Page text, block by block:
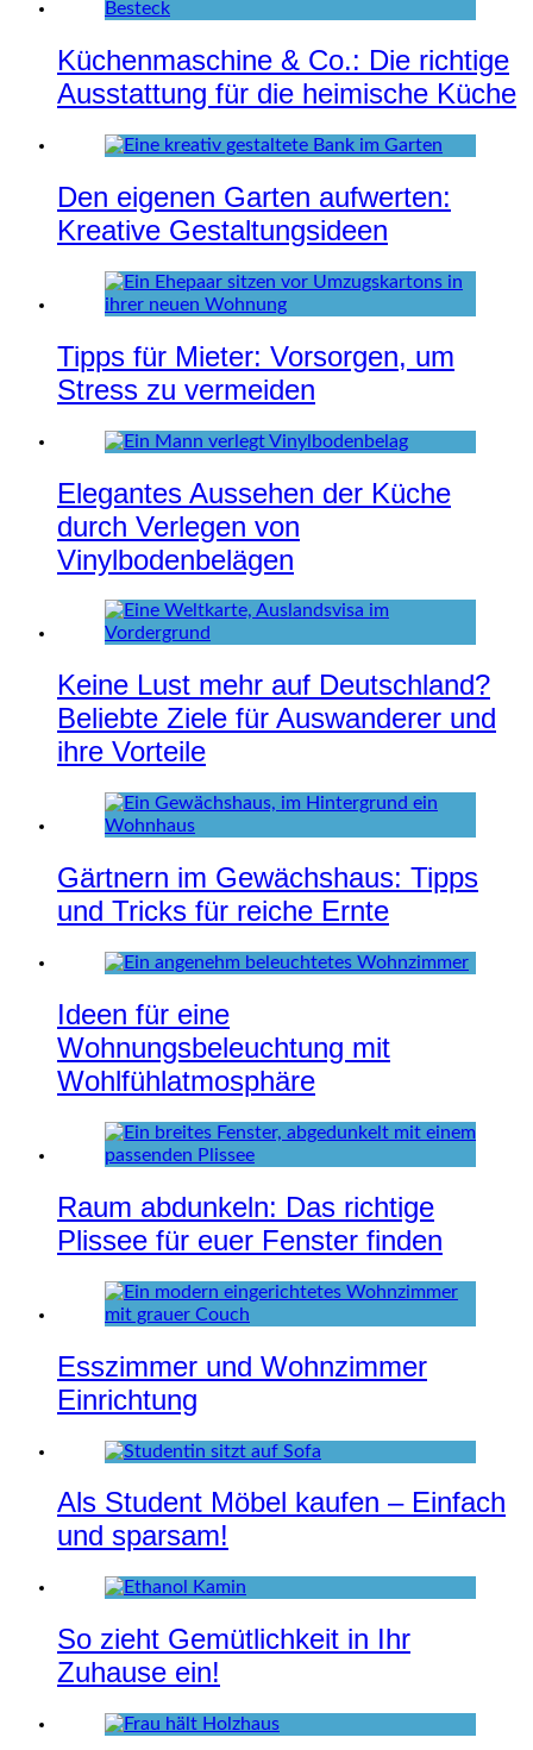
Küchenmaschine & Co.: Die richtige
Ausstattung für die heimische Küche
Den eigenen Garten aufwerten:
Kreative Gestaltungsideen
Tipps für Mieter: Vorsorgen, um
Stress zu vermeiden
Elegantes Aussehen der Küche
durch Verlegen von
Vinylbodenbelägen
Keine Lust mehr auf Deutschland?
Beliebte Ziele für Auswanderer und
ihre Vorteile
Gärtnern im Gewächshaus: Tipps
und Tricks für reiche Ernte
Ideen für eine
Wohnungsbeleuchtung mit
Wohlfühlatmosphäre
Raum abdunkeln: Das richtige
Plissee für euer Fenster finden
Esszimmer und Wohnzimmer
Einrichtung
Als Student Möbel kaufen – Einfach
und sparsam!
So zieht Gemütlichkeit in Ihr
Zuhause ein!